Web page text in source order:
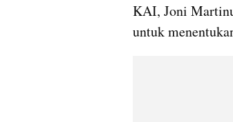
KAI, Joni
untuk